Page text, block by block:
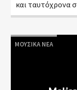
και ταυτόχρονα
ΜΟΥΣΙΚΆ ΝΈΑ